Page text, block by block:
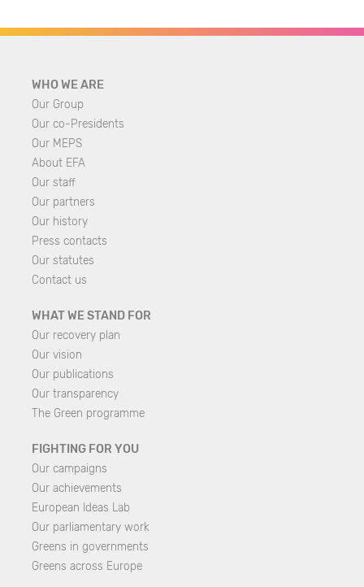
WHO WE ARE
Our Group
Our co-Presidents
Our MEPS
About EFA
Our staff
Our partners
Our history
Press contacts
Our statutes
Contact us
WHAT WE STAND FOR
Our recovery plan
Our vision
Our publications
Our transparency
The Green programme
FIGHTING FOR YOU
Our campaigns
Our achievements
European Ideas Lab
Our parliamentary work
Greens in governments
Greens across Europe